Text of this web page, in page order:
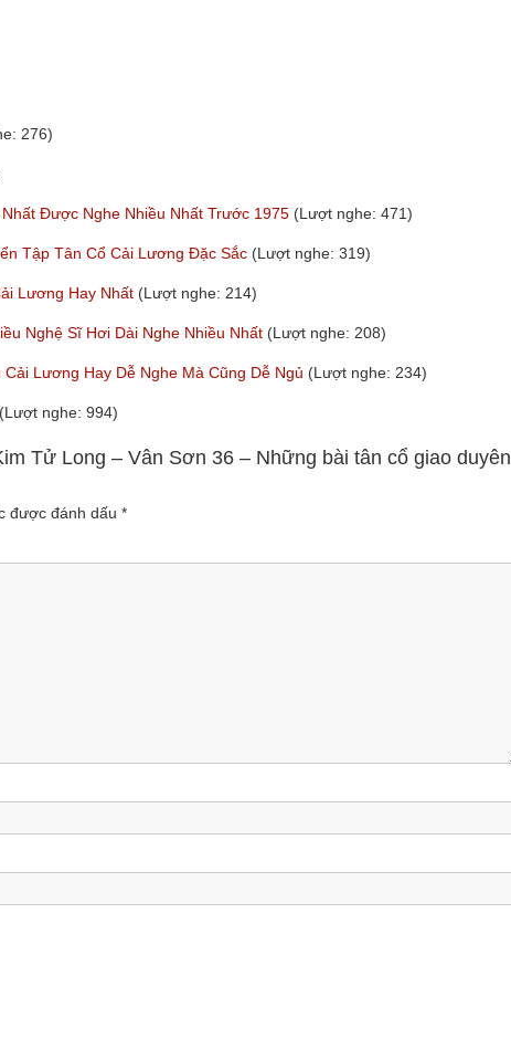
276)
Được Nghe Nhiều Nhất Trước 1975 (Lượt nghe: 471)
Tập Tân Cổ Cải Lương Đặc Sắc (Lượt nghe: 319)
Lương Hay Nhất (Lượt nghe: 214)
Nghệ Sĩ Hơi Dài Nghe Nhiều Nhất (Lượt nghe: 208)
Lương Hay Dễ Nghe Mà Cũng Dễ Ngủ (Lượt nghe: 234)
(Lượt nghe: 994)
Tử Long – Vân Sơn 36 – Những bài tân cổ giao duyên
được đánh dấu *